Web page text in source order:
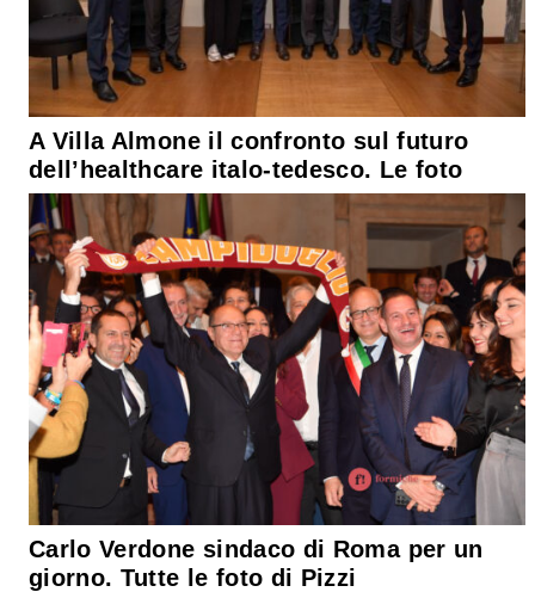
A Villa Almone il confronto sul futuro
dell’healthcare italo-tedesco. Le foto
Carlo Verdone sindaco di Roma per un
giorno. Tutte le foto di Pizzi